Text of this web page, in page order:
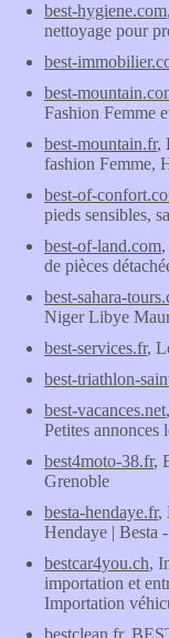
best-hygiene.com
nettoyage pour
best-
best-
Fashion Femme
best-mountain.fr,
fashion Femme,
best-of-
pieds sensibles,
best-of-land.com
de pièces
best-sahara-
Niger Libye
best-services.fr,
best-triathlon-
best-vacances.net
Petites annonces
best4moto-38.fr,
Grenoble
besta-hendaye.fr,
Hendaye | Besta
bestcar4you.ch,
importation et
Importation
bestclean.fr,